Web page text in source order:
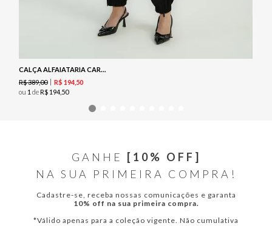
CALÇA ALFAIATARIA CARGO - PRETO
R$389,00 R$ 194 50
ou 1 deR$ 194 50
GANHE
[10% OFF]
NA SUA PRIMEIRA COMPRA!
Cadastre-se, receba nossas comunicações e garanta
10% off na sua primeira compra.
*Válido apenas para a coleção vigente. Não cumulativa